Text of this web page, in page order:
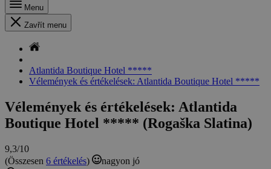
Menu
Zavřít menu
Atlantida Boutique Hotel *****
Vélemények és értékelések: Atlantida Boutique Hotel *****
Vélemények és értékelések: Atlantida
Boutique Hotel ***** (Rogaška Slatina)
9,3/10
(Összesen 6 értékelés)
nagyon jó